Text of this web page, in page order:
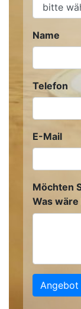
Name
Telefon
E-Mail
Möchten
Was
Angebot